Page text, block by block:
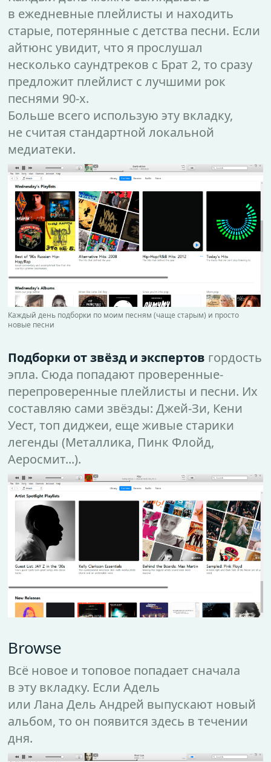
в ежедневные плейлисты и находить
старые, потерянные с детства песни. Если
айтюнс увидит, что я прослушал
несколько саундтреков с Брат 2, то сразу
предложит плейлист с лучшими рок
песнями 90-х.
Больше всего использую эту вкладку,
не считая стандартной локальной
медиатеки.
Каждый день подборки по моим песням (чаще старым) и просто
новые песни
Подборки от звёзд и экспертов гордость
эпла. Сюда попадают проверенные-
перепроверенные плейлисты и песни. Их
составляю сами звёзды: Джей-Зи, Кени
Уест, топ диджеи, еще живые старики
легенды (Металлика, Пинк Флойд,
Аеросмит...).
Browse
Всё новое и топовое попадает сначала
в эту вкладку. Если Адель
или Лана Дель Андрей выпускают новый
альбом, то он появится здесь в течении
дня.